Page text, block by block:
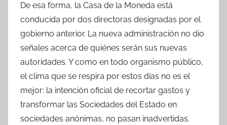
De esa forma, la Casa de la Moneda está
conducida por dos directoras designadas por el
gobierno anterior. La nueva administración no dio
señales acerca de quiénes serán sus nuevas
autoridades. Y como en todo organismo público,
el clima que se respira por estos días no es el
mejor: la intención oficial de recortar gastos y
transformar las Sociedades del Estado en
sociedades anónimas, no pasan inadvertidas.